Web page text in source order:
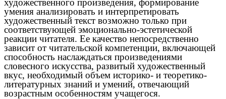
художественного произведения, формирование
умения анализировать и интерпретировать
художественный текст возможно только при
соответствующей эмоционально-эстетической
реакции читателя. Ее качество непосредственно
зависит от читательской компетенции, включающей
способность наслаждаться произведениями
словесного искусства, развитый художественный
вкус, необходимый объем историко- и теоретико-
литературных знаний и умений, отвечающий
возрастным особенностям учащегося.